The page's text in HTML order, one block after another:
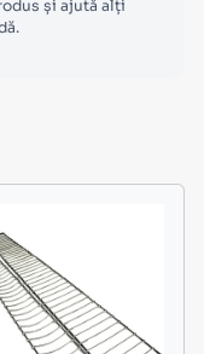
și ajută alți